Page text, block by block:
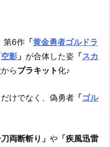
第6作 「黄金勇者ゴルドラ
空影 」 が合体した姿 「スカ
からプラキット化♪
だけでなく、偽勇者 「ゴル
刀両断斬り」 や 「疾風迅雷